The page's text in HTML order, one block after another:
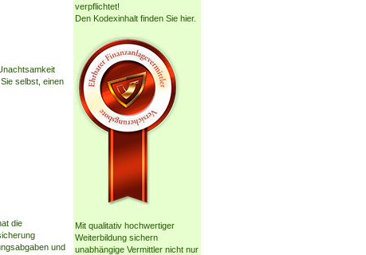
selbst, einen
die
und
verpflichtet!
Den Kodexinhalt finden Sie hier.
Mit qualitativ hochwertiger
Weiterbildung sichern
unabhängige Vermittler nicht nur